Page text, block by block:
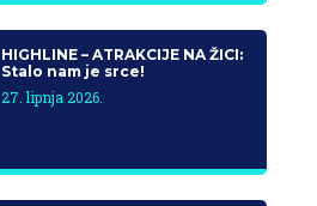
HIGHLINE – ATRAKCIJE NA ŽICI:
Stalo nam je srce!
27. lipnja 2026.